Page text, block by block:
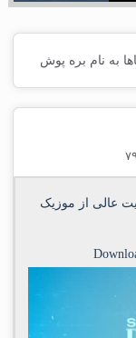
به نام بره پوش
عالی از موزیک